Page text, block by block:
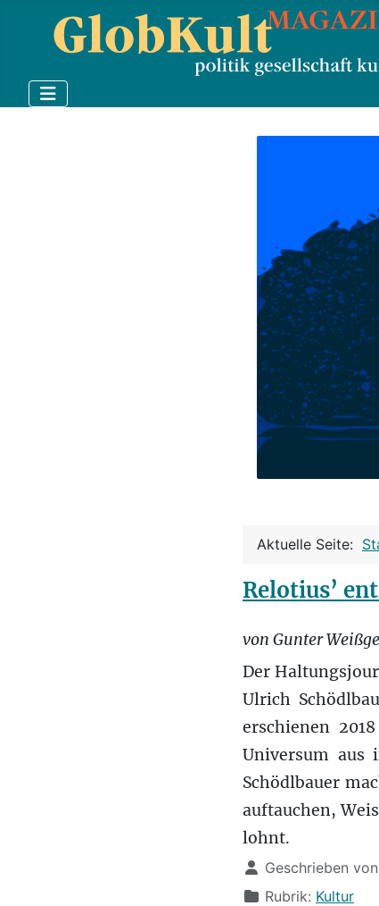
Aktuelle Seite:
Relotius’
von Gunter
Der
Ulrich
erschienen
Universum aus
Schödlbauer
auftauchen,
lohnt.
DetailsGeschrieben
Rubrik: Kultur